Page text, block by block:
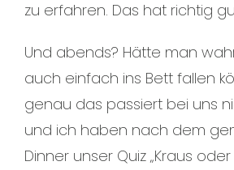
zu erfahren. Das hat richtig
Und abends? Hätte man
auch einfach ins Bett fallen
genau das passiert bei uns
und ich haben nach dem
Dinner unser Quiz „Kraus oder